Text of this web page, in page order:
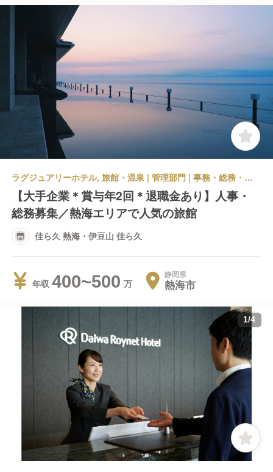
ラグジュアリーホテル, 旅館・温泉 | 管理部門 | 事務・総務・経理・人事 | 佳ら久 熱海・伊豆山 佳ら久
【大手企業＊賞与年2回＊退職金あり】人事・
総務募集／熱海エリアで人気の旅館
佳ら久 熱海・伊豆山 佳ら久
年収 400~500 静岡県
熱海市
1/4